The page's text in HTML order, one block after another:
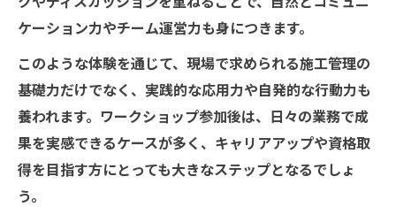
ケーション力やチーム運営力も身につきます。
このような体験を通じて、現場で求められる施工管理の
基礎力だけでなく、実践的な応用力や自発的な行動力も
養われます。ワークショップ参加後は、日々の業務で成
果を実感できるケースが多く、キャリアアップや資格取
得を目指す方にとっても大きなステップとなるでしょ
う。